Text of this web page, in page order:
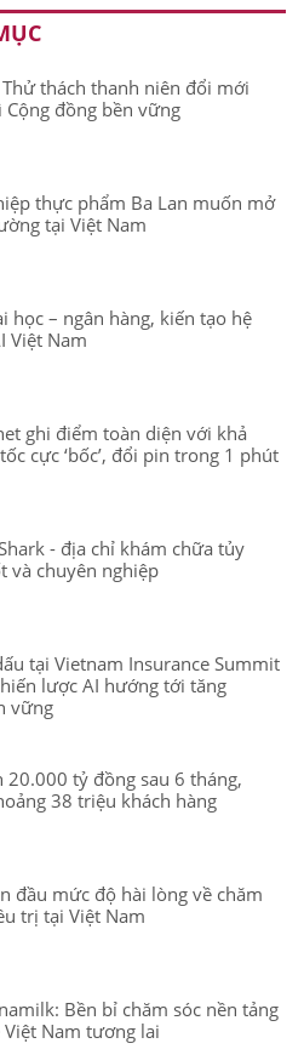
thách thanh niên đổi mới
Cộng đồng bền vững
thực phẩm Ba Lan muốn mở
tại Việt Nam
học – ngân hàng, kiến tạo hệ
Việt Nam
ghi điểm toàn diện với khả
cực ‘bốc’, đổi pin trong 1 phút
- địa chỉ khám chữa tủy
và chuyên nghiệp
tại Vietnam Insurance Summit
lược AI hướng tới tăng
vững
20.000 tỷ đồng sau 6 tháng,
38 triệu khách hàng
đầu mức độ hài lòng về chăm
trị tại Việt Nam
Bền bỉ chăm sóc nền tảng
Việt Nam tương lai